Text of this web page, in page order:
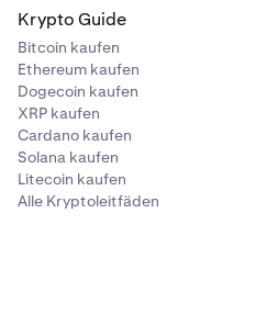
Krypto Guide
Bitcoin kaufen
Ethereum kaufen
Dogecoin kaufen
XRP kaufen
Cardano kaufen
Solana kaufen
Litecoin kaufen
Alle Kryptoleitfäden